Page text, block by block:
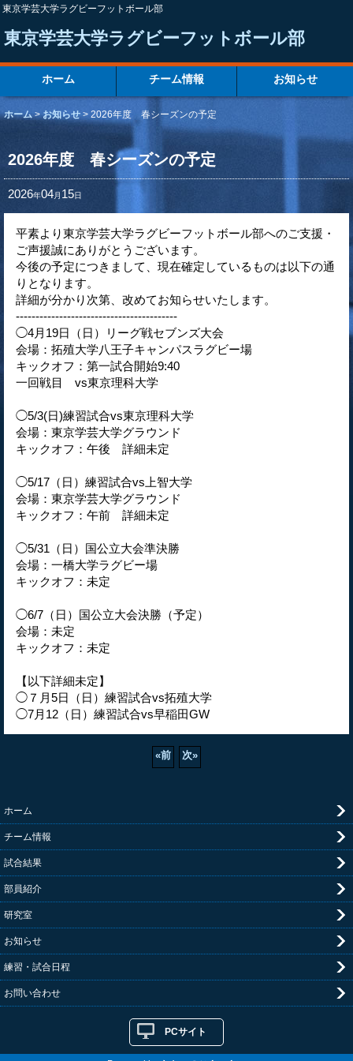
東京学芸大学ラグビーフットボール部
東京学芸大学ラグビーフットボール部
ホーム チーム情報 お知らせ
ホーム > お知らせ > 2026年度 春シーズンの予定
2026年度 春シーズンの予定
2026年04月 15日
平素より東京学芸大学ラグビーフットボール部へのご支援・
ご声援誠にありがとうございます。
今後の予定につきまして、現在確定しているものは以下の通
りとなります。
詳細が分かり次第、改めてお知らせいたします。
-----------------------------------------
◯4月19日（日）リーグ戦セブンズ大会
会場：拓殖大学八王子キャンパスラグビー場
キックオフ：第一試合開始9:40
一回戦目 vs東京理科大学
◯5/3(日)練習試合vs東京理科大学
会場：東京学芸大学グラウンド
キックオフ：午後 詳細未定
◯5/17（日）練習試合vs上智大学
会場：東京学芸大学グラウンド
キックオフ：午前 詳細未定
◯5/31（日）国公立大会準決勝
会場：一橋大学ラグビー場
キックオフ：未定
◯6/7（日）国公立大会決勝（予定）
会場：未定
キックオフ：未定
【以下詳細未定】
◯７月5日（日）練習試合vs拓殖大学
◯7月12（日）練習試合vs早稲田GW
«前 次»
ホーム
チーム情報
試合結果
部員紹介
研究室
お知らせ
練習・試合日程
お問い合わせ
PCサイト